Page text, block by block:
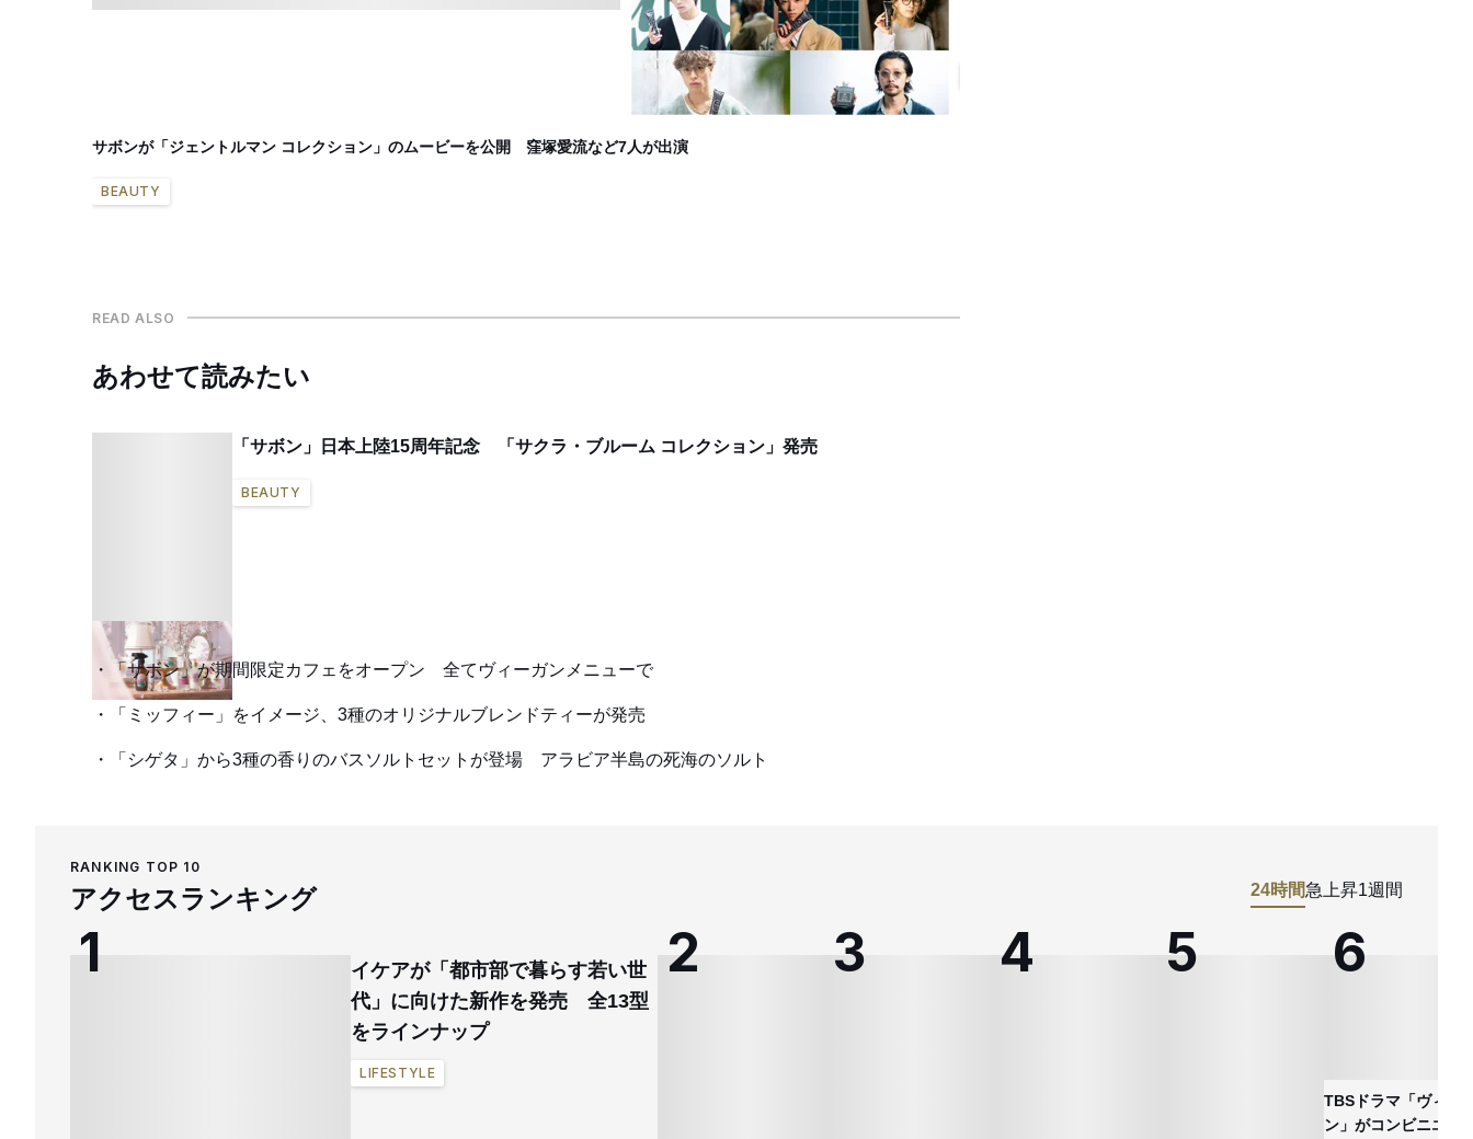
サボンが「ジェントルマン コレクション」のムービーを公開 窪塚愛流など7人が出演
BEAUTY
READ ALSO
あわせて読みたい
「サボン」日本上陸15周年記念 「サクラ・ブルーム コレクション」発売
BEAUTY
「サボン」が期間限定カフェをオープン 全てヴィーガンメニューで
「ミッフィー」をイメージ、3種のオリジナルブレンドティーが発売
「シゲタ」から3種の香りのバスソルトセットが登場 アラビア半島の死海のソルト
RANKING TOP 10
アクセスランキング 24時間急上昇1週間
イケアが「都市部で暮らす若い世
代」に向けた新作を発売 全13型
をラインナップ
LIFESTYLE
TBSドラマ「ヴィヴ
ン」がコンビニエン